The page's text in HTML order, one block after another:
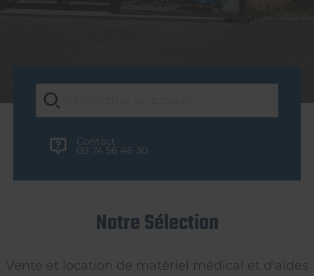
Contact
09 74 56 46 30
Notre Sélection
Vente et location de matériel médical et d'aides